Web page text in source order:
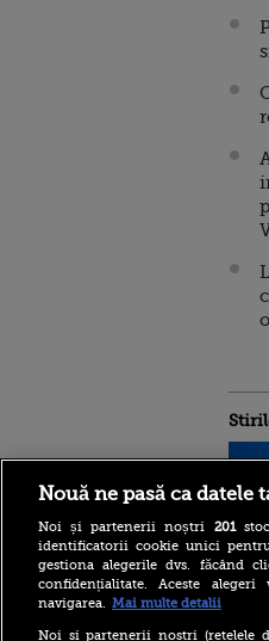
Nouă ne pasă ca datele
Noi și partenerii noștri 201
identificatorii cookie unici pentru
gestiona alegerile dvs. făcând
confidențialitate. Aceste
navigarea. Mai multe detalii
Noi si partenerii nostri (retelele